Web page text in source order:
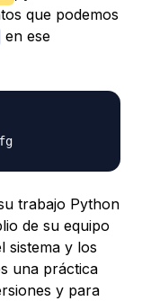
que podemos
en ese
trabajo Python
de su equipo
sistema y los
una práctica
y para